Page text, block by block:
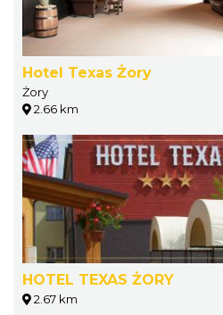
Hotel Texas Żory
Żory
2.66 km
HOTEL TEXAS ŻORY
2.67 km